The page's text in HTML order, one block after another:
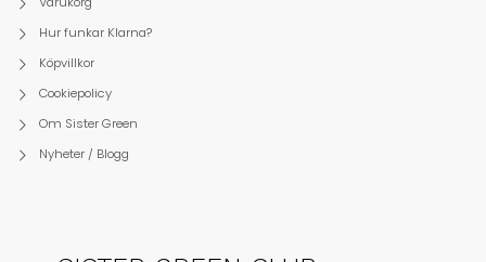
Hur funkar Klarna?
Köpvillkor
Cookiepolicy
Om Sister Green
Nyheter / Blogg